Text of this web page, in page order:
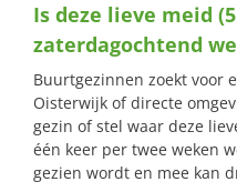
naar:
Is deze lieve meid
zaterdagochtend
Buurtgezinnen zoekt voor
Oisterwijk of directe
gezin of stel waar deze
één keer per twee weken
gezien wordt en mee kan